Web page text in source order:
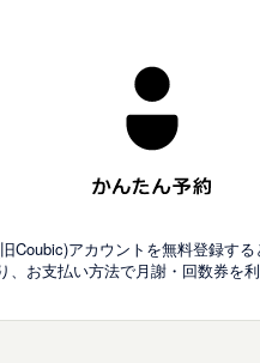
Coubic)アカウントを無料登録す
、お支払い方法で月謝・回数券を利